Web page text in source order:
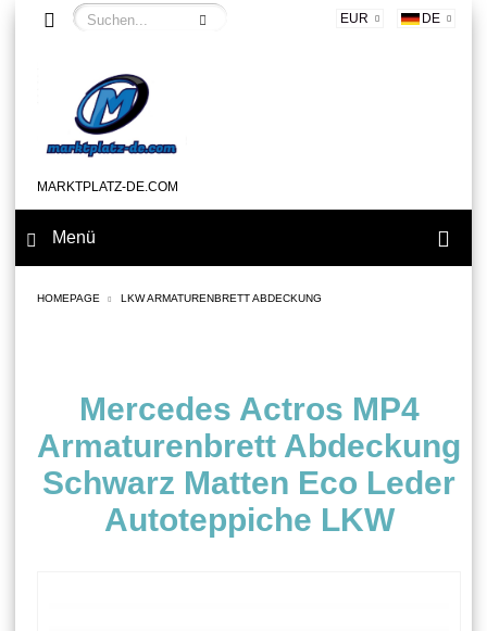
EUR DE
MARKTPLATZ-DE.COM
Menü
HOMEPAGE LKW ARMATURENBRETT ABDECKUNG
Mercedes Actros MP4
Armaturenbrett Abdeckung
Schwarz Matten Eco Leder
Autoteppiche LKW